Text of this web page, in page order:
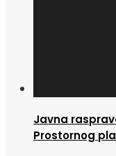
Javna
Prostornog